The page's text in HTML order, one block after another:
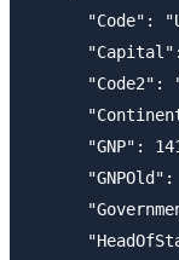
"Code":
"Code2":
"GNP":
"GNPOld":